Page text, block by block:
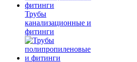
Трубы
канализационные и
фитинги